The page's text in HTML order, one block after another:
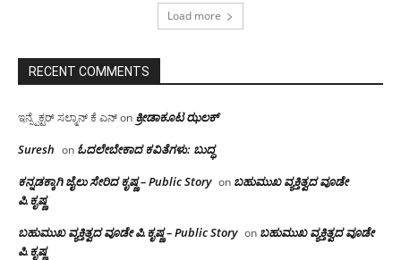
Load more
RECENT COMMENTS
ಇನ್ಸ್ಪೆಕ್ಟರ್ ಸಲ್ಮಾನ್ ಕೆ ಎನ್on ಕ್ರೀಡಾಕೂಟ ಝಲಕ್
Suresh on ಓದಲೇಬೇಕಾದ‌ ಕವಿತೆಗಳು: ಬುದ್ಧ
ಕನ್ನಡಕ್ಕಾಗಿ ಜೈಲು ಸೇರಿದ ಕೃಷ್ಣ – Public Story on ಬಹುಮುಖ ವ್ಯಕ್ತಿತ್ವದ ವೂಡೇ
ಪಿ.ಕೃಷ್ಣ
ಬಹುಮುಖ ವ್ಯಕ್ತಿತ್ವದ ವೂಡೇ ಪಿ.ಕೃಷ್ಣ – Public Story on ಬಹುಮುಖ ವ್ಯಕ್ತಿತ್ವದ ವೂಡೇ
ಪಿ.ಕೃಷ್ಣ